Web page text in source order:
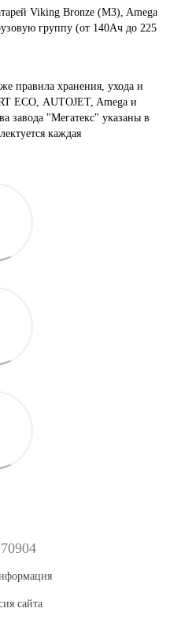
Viking Bronze (M3), Amega
группу (от 140Ач до 225
правила хранения, ухода и
ECO, AUTOJET, Amega и
завода "Мегатекс" указаны в
каждая
сайта